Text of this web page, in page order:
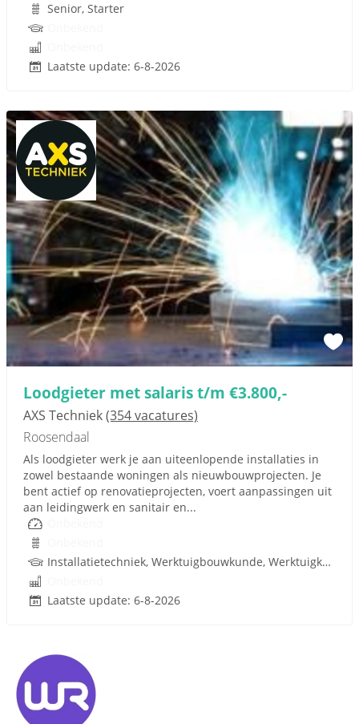
Senior, Starter
Laatste update: 6-8-2026
Loodgieter met salaris t/m €3.800,-
AXS Techniek(354 vacatures)
Roosendaal
Als loodgieter werk je aan uiteenlopende installaties in
zowel bestaande woningen als nieuwbouwprojecten. Je
bent actief op renovatieprojecten, voert aanpassingen uit
aan leidingwerk en sanitair en...
Installatietechniek, Werktuigbouwkunde, Werktuigkundige, Rijbewijs
Laatste update: 6-8-2026